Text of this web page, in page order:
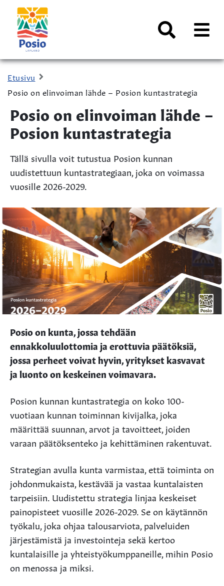
Siirry sisältöön
Kaupungin
logo
AVAA
Etusivu
Posio on elinvoiman lähde – Posion kuntastrategia
Posio on elinvoiman lähde –
Posion kuntastrategia
Tällä sivulla voit tutustua Posion kunnan
uudistettuun kuntastrategiaan, joka on voimassa
vuosille 2026-2029.
Posio on kunta, jossa tehdään
ennakkoluulottomia ja erottuvia päätöksiä,
jossa perheet voivat hyvin, yritykset kasvavat
ja luonto on keskeinen voimavara.
Posion kunnan kuntastrategia on koko 100-
vuotiaan kunnan toiminnan kivijalka, joka
määrittää suunnan, arvot ja tavoitteet, joiden
varaan päätöksenteko ja kehittäminen rakentuvat.
Strategian avulla kunta varmistaa, että toiminta on
johdonmukaista, kestävää ja vastaa kuntalaisten
tarpeisiin. Uudistettu strategia linjaa keskeiset
painopisteet vuosille 2026-2029. Se on käytännön
työkalu, joka ohjaa talousarviota, palveluiden
järjestämistä ja investointeja sekä kertoo
kuntalaisille ja yhteistyökumppaneille, mihin Posio
on menossa ja miksi.